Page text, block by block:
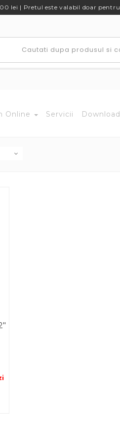
lei | Pretul este valabil doar pentru
Online Servicii Download